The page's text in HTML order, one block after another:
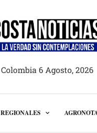
Colombia 6 Agosto, 2026
REGIONALES